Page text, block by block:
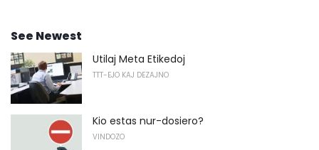
See Newest
Utilaj Meta Etikedoj
TTT-EJO KAJ DEZAJNO
Kio estas nur-dosiero?
VINDOZO